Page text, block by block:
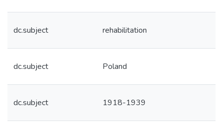
dc.subject rehabilitation
dc.subject Poland
dc.subject 1918-1939